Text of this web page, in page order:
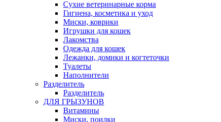
Сухие ветеринарные корма
Гигиена, косметика и уход
Миски, коврики
Игрушки для кошек
Лакомства
Одежда для кошек
Лежанки, домики и когтеточки
Туалеты
Наполнители
Pазделитель
Разделитель
ДЛЯ ГРЫЗУНОВ
Витамины
Миски, поилки